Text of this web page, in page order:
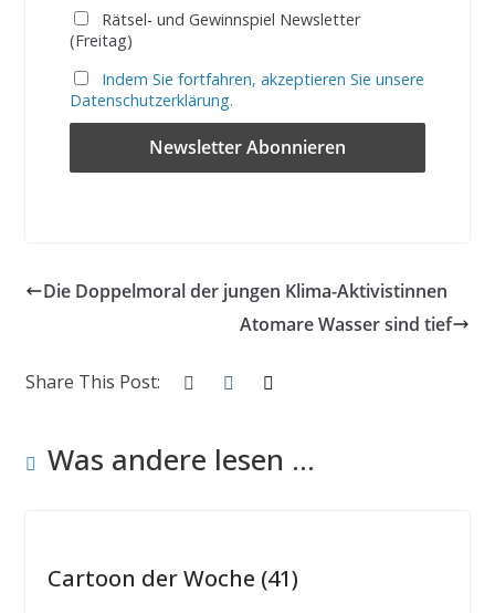
Rätsel- und Gewinnspiel Newsletter
(Freitag)
Indem Sie fortfahren, akzeptieren Sie unsere
Datenschutzerklärung.
Die Doppelmoral der jungen Klima-Aktivistinnen
Atomare Wasser sind tief
Share This Post:
Was andere lesen ...
Cartoon der Woche (41)